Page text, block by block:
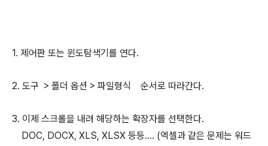
1. 제어판 또는 윈도탐색기를 연다.
2. 도구 > 폴더 옵션 > 파일형식 순서로 따라간다.
3. 이제 스크롤을 내려 해당하는 확장자를 선택한다.
DOC, DOCX, XLS, XLSX 등등.... (엑셀과 같은 문제는 워드